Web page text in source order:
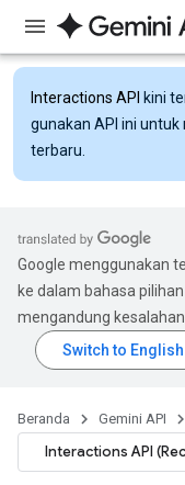
Interactions API kini
gunakan API ini
terbaru.
Google menggunakan
ke dalam bahasa
mengandung kesalahan.
Beranda Gemini API
Interactions API